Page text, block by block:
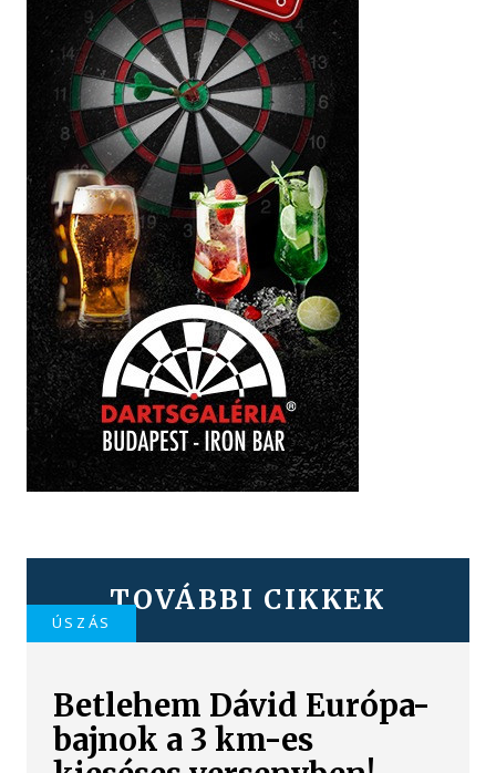
TOVÁBBI CIKKEK
ÚSZÁS
Betlehem Dávid Európa-
bajnok a 3 km-es